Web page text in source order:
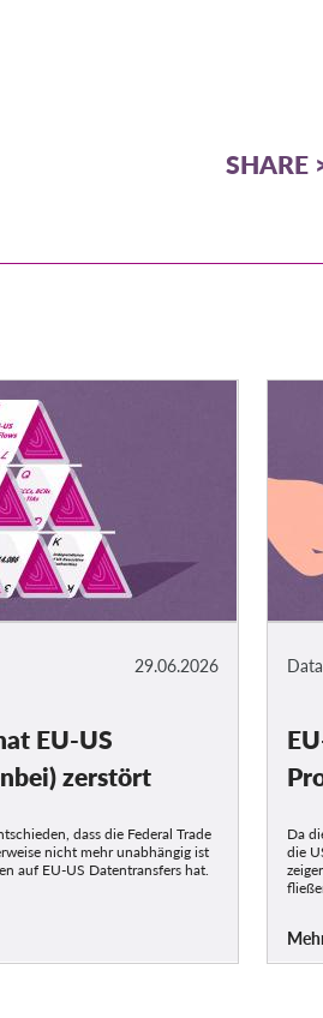
SHARE
29.06.2026
EU-US
zerstört
dass die Federal Trade
nicht mehr unabhängig ist
auf EU-US Datentransfers hat.
Da
die